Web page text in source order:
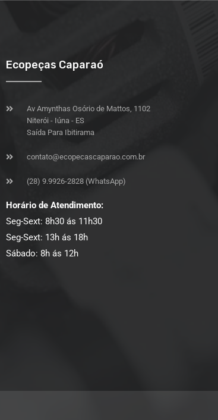
Ecopeças Caparaó
Av Amynthas Osório de Mattos, 1102
Niterói - Iúna - ES
Saída Para Ibitirama
contato@ecopecascaparao.com.br
(28) 9.9926-2828 (WhatsApp)
Horário de Atendimento:
Seg-Sext: 8h30 ás 11h30
Seg-Sext: 13h ás 18h
Sábado: 8h ás 12h